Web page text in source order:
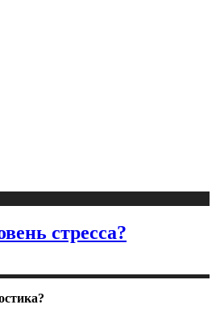
стресса?